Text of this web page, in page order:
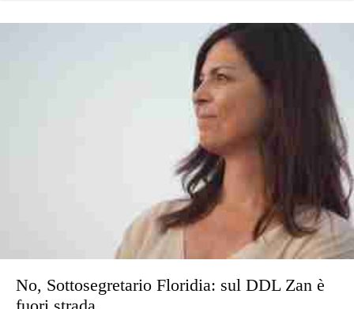
No, Sottosegretario Floridia: sul DDL Zan è